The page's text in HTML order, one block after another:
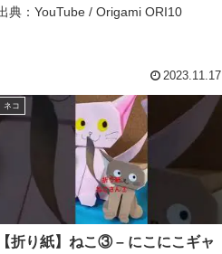
典：YouTube / Origami ORI10
2023.11.17
ネコ
【折り紙】ねこ③ – にこにこギャ